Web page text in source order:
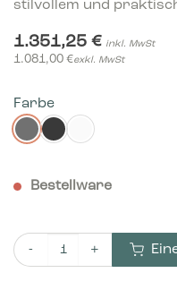
stilvollem und
1.351,25 € inkl. MwSt
1.081,00 €exkl. MwSt
Farbe
Bestellware
Bica Modell 950